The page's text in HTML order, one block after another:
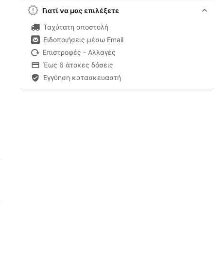
Γιατί να μας επιλέξετε
Ταχύτατη αποστολή
Ειδοποιήσεις μέσω Email
Επιστροφές - Αλλαγές
Έως 6 άτοκες δόσεις
Εγγύηση κατασκευαστή